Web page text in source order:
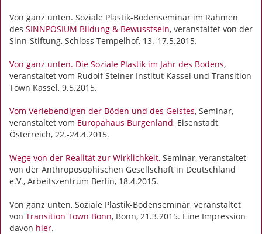
Von ganz unten. Soziale Plastik-Bodenseminar im Rahmen
des SINNPOSIUM Bildung & Bewusstsein, veranstaltet von der
Sinn-Stiftung, Schloss Tempelhof, 13.-17.5.2015.
Von ganz unten. Die Soziale Plastik im Jahr des Bodens,
veranstaltet vom Rudolf Steiner Institut Kassel und Transition
Town Kassel, 9.5.2015.
Vom Verlebendigen der Böden und des Geistes, Seminar,
veranstaltet vom Europahaus Burgenland, Eisenstadt,
Österreich, 22.-24.4.2015.
Wege von der Realität zur Wirklichkeit, Seminar, veranstaltet
von der Anthroposophischen Gesellschaft in Deutschland
e.V., Arbeitszentrum Berlin, 18.4.2015.
Von ganz unten, Soziale Plastik-Bodenseminar, veranstaltet
von Transition Town Bonn, Bonn, 21.3.2015. Eine Impression
davon hier.